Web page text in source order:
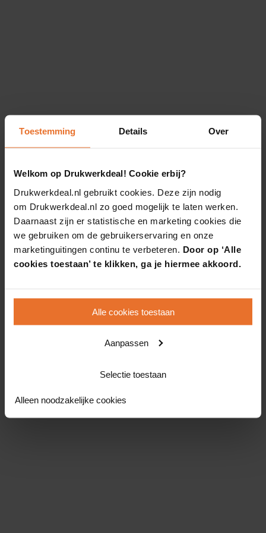
Toestemming Details Over
Welkom op Drukwerkdeal! Cookie erbij?
Drukwerkdeal.nl gebruikt cookies. Deze zijn nodig
om Drukwerkdeal.nl zo goed mogelijk te laten werken.
Daarnaast zijn er statistische en marketing cookies die
we gebruiken om de gebruikerservaring en onze
marketinguitingen continu te verbeteren. Door op ‘Alle
cookies toestaan’ te klikken, ga je hiermee akkoord.
Alle cookies toestaan
Aanpassen
Selectie toestaan
Alleen noodzakelijke cookies